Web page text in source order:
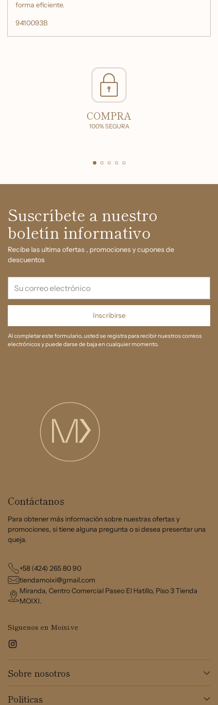
forma eficiente.
9410093B
COMPRA
100% SEGURA
Suscríbete a nuestro
boletín informativo
Recibe las ultima ofertas , promociones y cupones de
descuentos
correo
electrónico
Inscribirse
Al completar este formulario, usted se registra para recibir nuestros correos
electrónicos y puede darse de baja en cualquier momento.
Contáctanos
Para obtener más información sobre nuestras ofertas y
promociones, si tiene alguna pregunta o si desea presentar una
queja.
+58 (424) 265 80 90
tiendamoixi@gmail.com
Miranda, Centro Comercial Paseo El Hatillo, Piso 3 Tienda
MOIXI.
Síguenos en Moixi.ve
Sobre nosotros
Políticas